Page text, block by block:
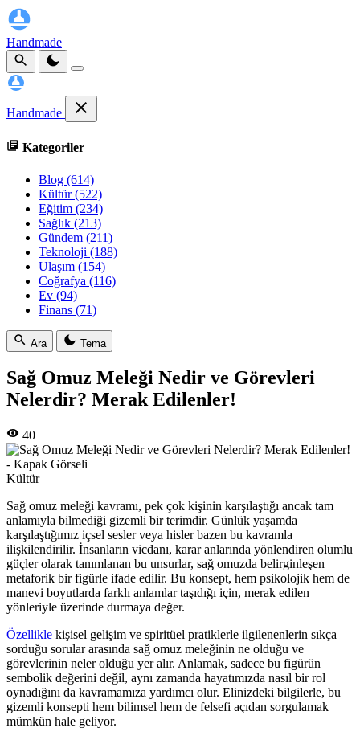
Handmade
Handmade
Kategoriler
Blog (614)
Kültür(522)
Eğitim (234)
Sağlık (213)
Gündem (211)
Teknoloji (188)
Ulaşım (154)
Coğrafya (116)
Ev (94)
Finans (71)
Ara Tema
Sağ Omuz Meleği Nedir ve Görevleri
Nelerdir? Merak Edilenler!
40
Kültür
Sağ omuz meleği kavramı, pek çok kişinin karşılaştığı ancak tam
anlamıyla bilmediği gizemli bir terimdir. Günlük yaşamda
karşılaştığımız içsel sesler veya hisler bazen bu kavramla
ilişkilendirilir. İnsanların vicdanı, karar anlarında yönlendiren olumlu
güçler olarak tanımlanan bu unsurlar, sağ omuzda belirginleşen
metaforik bir figürle ifade edilir. Bu konsept, hem psikolojik hem de
manevi boyutlarda farklı anlamlar taşıdığı için, merak edilen
yönleriyle üzerinde durmaya değer.
Özellikle kişisel gelişim ve spiritüel pratiklerle ilgilenenlerin sıkça
sorduğu sorular arasında sağ omuz meleğinin ne olduğu ve
görevlerinin neler olduğu yer alır. Anlamak, sadece bu figürün
sembolik değerini değil, aynı zamanda hayatımızda nasıl bir rol
oynadığını da kavramamıza yardımcı olur. Elinizdeki bilgilerle, bu
gizemli konsepti hem bilimsel hem de felsefi açıdan sorgulamak
mümkün hale geliyor.